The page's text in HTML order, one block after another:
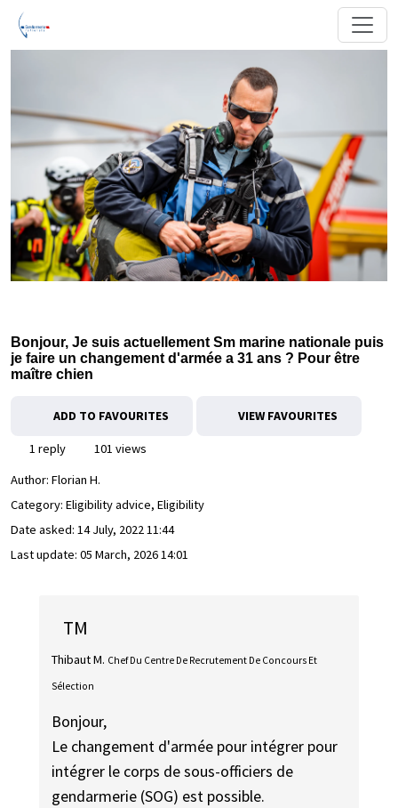
Bonjour, Je suis actuellement Sm marine nationale puis
je faire un changement d'armée a 31 ans ? Pour être
maître chien
ADD TO FAVOURITES VIEW FAVOURITES
1 reply
101 views
Author: Florian H.
Category: Eligibility advice, Eligibility
Date asked: 14 July, 2022 11:44
Last update: 05 March, 2026 14:01
TM
Thibaut M. Chef Du Centre De Recrutement De Concours Et
Sélection
Bonjour,
Le changement d'armée pour intégrer pour
intégrer le corps de sous-officiers de
gendarmerie (SOG) est possible.